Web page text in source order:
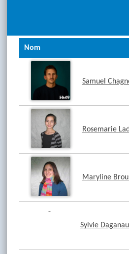
Nom
Samuel
Rosemarie
Maryline
Sylvie